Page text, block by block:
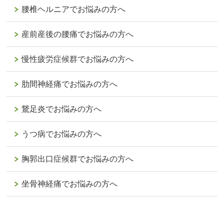
腰椎ヘルニアでお悩みの方へ
産前産後の腰痛でお悩みの方へ
慢性疲労症候群でお悩みの方へ
肋間神経痛でお悩みの方へ
鵞足炎でお悩みの方へ
うつ病でお悩みの方へ
胸郭出口症候群でお悩みの方へ
坐骨神経痛でお悩みの方へ